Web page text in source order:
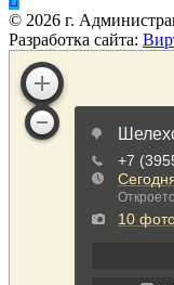
© 2026 г.
Разработка сайта: